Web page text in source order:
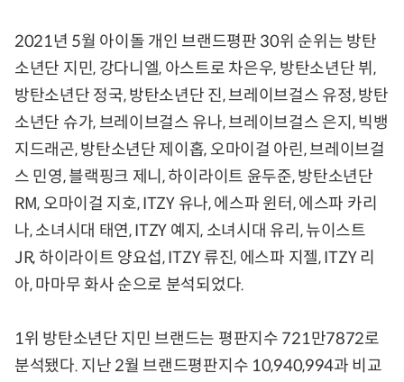
2021년 5월 아이돌 개인 브랜드평판 30위 순위는 방탄
소년단 지민, 강다니엘, 아스트로 차은우, 방탄소년단 뷔,
방탄소년단 정국, 방탄소년단 진, 브레이브걸스 유정, 방탄
소년단 슈가, 브레이브걸스 유나, 브레이브걸스 은지, 빅뱅
지드래곤, 방탄소년단 제이홉, 오마이걸 아린, 브레이브걸
스 민영, 블랙핑크 제니, 하이라이트 윤두준, 방탄소년단
RM, 오마이걸 지호, ITZY 유나, 에스파 윈터, 에스파 카리
나, 소녀시대 태연, ITZY 예지, 소녀시대 유리, 뉴이스트
JR, 하이라이트 양요섭, ITZY 류진, 에스파 지젤, ITZY 리
아, 마마무 화사 순으로 분석되었다.
1위 방탄소년단 지민 브랜드는 평판지수 721만7872로
분석됐다. 지난 2월 브랜드평판지수 10,940,994과 비교